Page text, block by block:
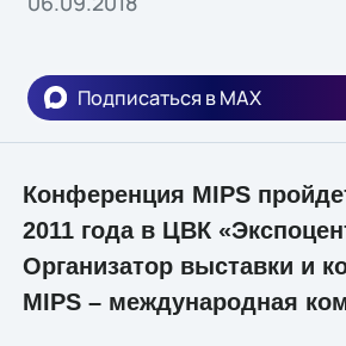
Подписаться в MAX
Конференция MIPS
2011 года в ЦВК
Организатор выставки и
MIPS – международная